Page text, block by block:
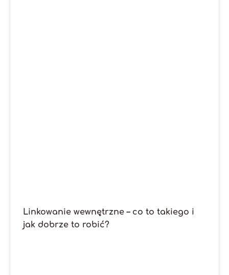
Linkowanie wewnętrzne – co to takiego i
jak dobrze to robić?